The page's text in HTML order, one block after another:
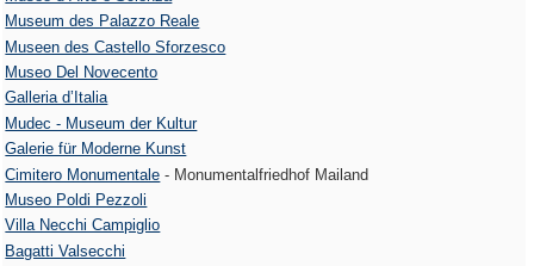
Museum des Palazzo Reale
Museen des Castello Sforzesco
Museo Del Novecento
Galleria d’Italia
Mudec - Museum der Kultur
Galerie für Moderne Kunst
Cimitero Monumentale - Monumentalfriedhof Mailand
Museo Poldi Pezzoli
Villa Necchi Campiglio
Bagatti Valsecchi